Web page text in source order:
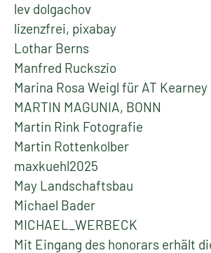
lev dolgachov
lizenzfrei, pixabay
Lothar Berns
Manfred Ruckszio
Marina Rosa Weigl für AT Kearney
MARTIN MAGUNIA, BONN
Martin Rink Fotografie
Martin Rottenkolber
maxkuehl2025
May Landschaftsbau
Michael Bader
MICHAEL_WERBECK
Mit Eingang des honorars erhält